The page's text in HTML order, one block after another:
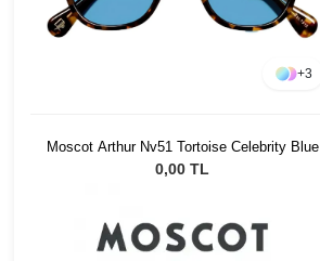
+3
Moscot Arthur Nv51 Tortoise Celebrity Blue
0,00 TL